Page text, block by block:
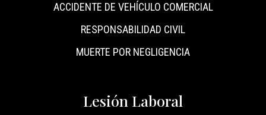
ACCIDENTE DE VEHÍCULO COMERCIAL
RESPONSABILIDAD CIVIL
MUERTE POR NEGLIGENCIA
Lesión Laboral